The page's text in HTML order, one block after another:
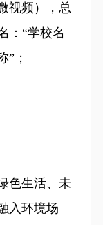
视频），总
：“学校名
”；
色生活、未
入环境场